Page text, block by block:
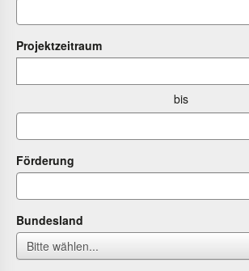
Projektzeitraum
von
bis
Förderung
Bundesland
Bitte wählen...